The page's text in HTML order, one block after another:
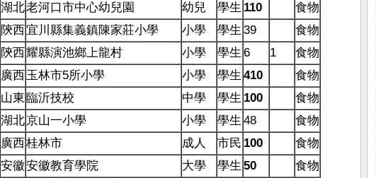
湖北老河口市中心幼兒園 幼兒 學生 110
食物
陝西宜川縣集義鎮陳家莊小學 小學 學生 39
食物
陝西耀縣演池鄉上龍村 小學 學生 6 1
食物
廣西玉林市5所小學 小學 學生 410
食物
山東臨沂技校 中學 學生 100
食物
湖北京山一小學 小學 學生 48
食物
廣西桂林市 成人 市民 100
食物
安徽安徽教育學院 大學 學生 50
食物